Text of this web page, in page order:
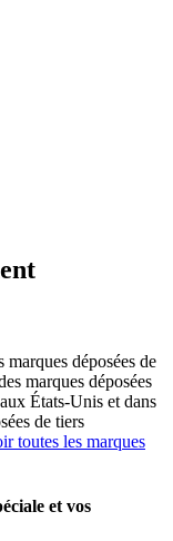
déposées de
marques déposées
États-Unis et dans
de tiers
toutes les marques
et vos